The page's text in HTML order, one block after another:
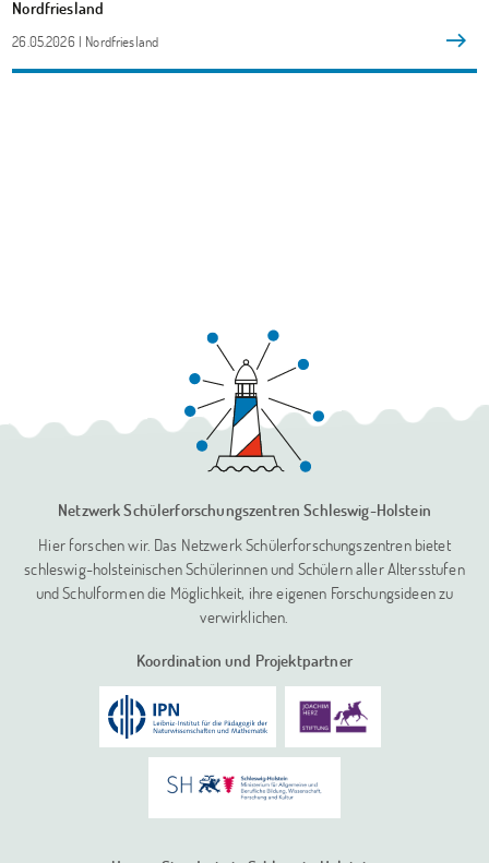
Nordfriesland
26.05.2026 | Nordfriesland
Netzwerk SchülerforschungszentrenSchleswig-Holstein
Hier forschen wir. Das Netzwerk Schülerforschungszentren bietet
schleswig-holsteinischen Schülerinnen und Schülern aller Altersstufen
und Schulformen die Möglichkeit, ihre eigenen Forschungsideen zu
verwirklichen.
Koordination und Projektpartner